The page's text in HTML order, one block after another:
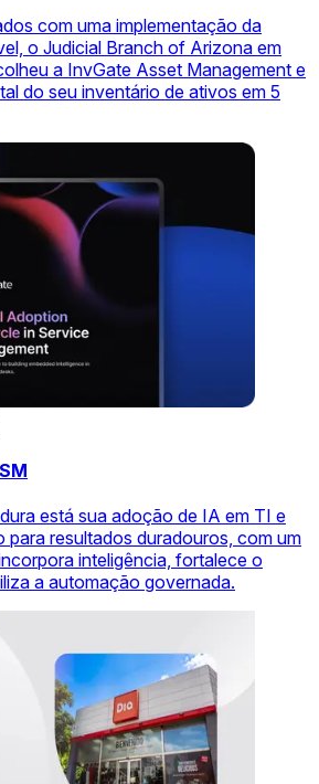
com uma implementação da
o Judicial Branch of Arizona em
a InvGate Asset Management e
do seu inventário de ativos em 5
está sua adoção de IA em TI e
para resultados duradouros, com um
inteligência, fortalece o
a automação governada.